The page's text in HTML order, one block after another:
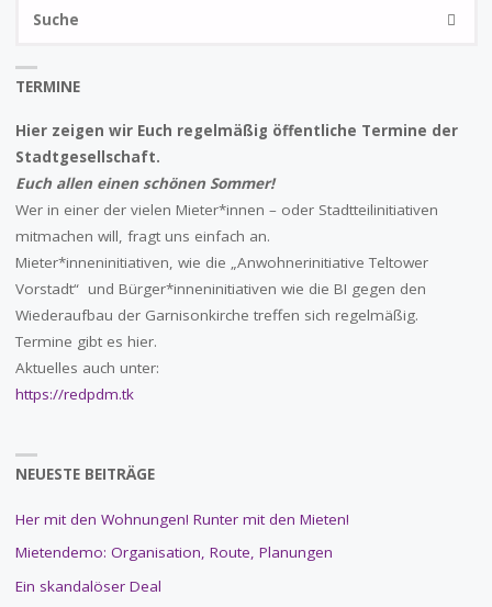
SUCHE
TERMINE
Hier zeigen wir Euch regelmäßig öffentliche Termine der
Stadtgesellschaft.
Euch allen einen schönen Sommer!
Wer in einer der vielen Mieter*innen – oder Stadtteilinitiativen
mitmachen will, fragt uns einfach an.
Mieter*inneninitiativen, wie die „Anwohnerinitiative Teltower
Vorstadt“ und Bürger*inneninitiativen wie die BI gegen den
Wiederaufbau der Garnisonkirche treffen sich regelmäßig.
Termine gibt es hier.
Aktuelles auch unter:
https://redpdm.tk
NEUESTE BEITRÄGE
Her mit den Wohnungen! Runter mit den Mieten!
Mietendemo: Organisation, Route, Planungen
Ein skandalöser Deal